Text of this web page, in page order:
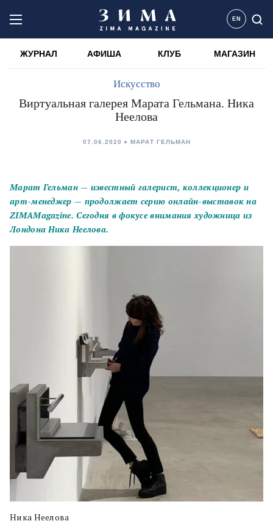
EN
ЖУРНАЛ АФИША КЛУБ МАГАЗИН
Искусство
Виртуальная галерея Марата Гельмана. Ника
Неелова
07.06.2020 МАРАТ ГЕЛЬМАН
Марат Гельман — известный галерист, коллекционер и
арт-менеджер — продолжает серию онлайн-выставок на
ZIMAMagazine. Сегодня в фокусе внимания художница из
Лондона Ника Неелова.
Ника Неелова